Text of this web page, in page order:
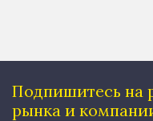
Подпишитесь на
рынка и